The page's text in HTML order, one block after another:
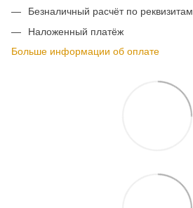
Безналичный расчёт по реквизитам
Наложенный платёж
Больше информации об оплате